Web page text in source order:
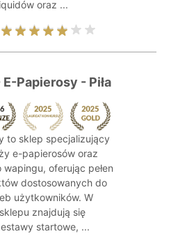
oraz ...
E-Papierosy - Piła
to sklep specjalizujący
e-papierosów oraz
oferując pełen
dostosowanych do
użytkowników. W
znajdują się
startowe, ...